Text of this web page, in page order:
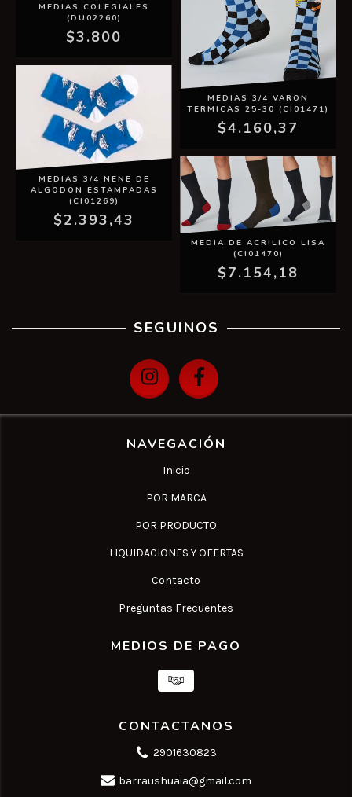
MEDIAS COLEGIALES
(DU02260)
$3.800
MEDIAS 3/4 VARON
TERMICAS 25-30 (CI01471)
$4.160,37
MEDIAS 3/4 NENE DE
ALGODON ESTAMPADAS
(CI01269)
$2.393,43
MEDIA DE ACRILICO LISA
(CI01470)
$7.154,18
SEGUINOS
NAVEGACIÓN
Inicio
POR MARCA
POR PRODUCTO
LIQUIDACIONES Y OFERTAS
Contacto
Preguntas Frecuentes
MEDIOS DE PAGO
CONTACTANOS
2901630823
barraushuaia@gmail.com